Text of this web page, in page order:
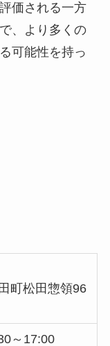
価される一方
、より多くの
可能性を持っ
町松田惣領96
～17:00